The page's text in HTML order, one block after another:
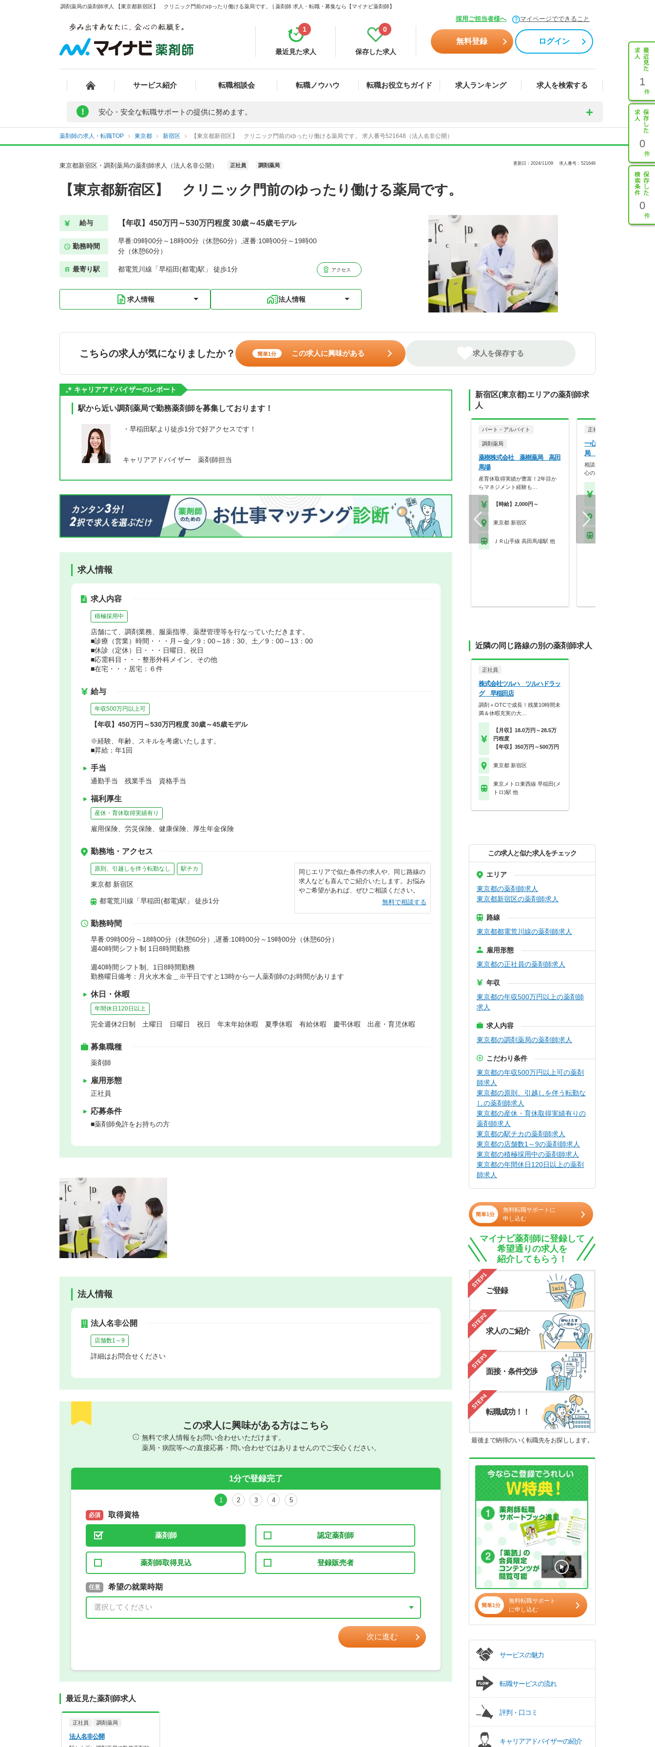
調剤薬局の薬剤師求人 【東京都新宿区】 クリニック門前のゆったり働ける薬局です。 | 薬剤師 求人・転職・募集なら【マイナビ薬剤師】
採用ご担当者様へ マイページでできること
最近見た求人
1
保存した求人
0
無料登録 ログイン
サービス紹介 転職相談会 転職ノウハウ 転職お役立ちガイド 求人ランキング 求人を検索する 1
0
0
! 安心・安全な転職サポートの提供に努めます。
薬剤師の求人・転職TOP 東京都 新宿区 【東京都新宿区】 クリニック門前のゆったり働ける薬局です。 求人番号521648（法人名非公開）
東京都新宿区・調剤薬局の薬剤師求人（法人名非公開） 正社員 調剤薬局 更新日：2024/11/09 求人番号：521648
【東京都新宿区】 クリニック門前のゆったり働ける薬局です。
給与 【年収】450万円～530万円程度 30歳～45歳モデル
勤務時間
早番:09時00分～18時00分（休憩60分）,遅番:10時00分～19時00
分（休憩60分）
最寄り駅 都電荒川線「早稲田(都電)駅」 徒歩1分 アクセス
求人情報 法人情報
こちらの求人が気になりましたか？ 簡単1分 この求人に興味がある 求人を保存する
キャリアアドバイザーのレポート
駅から近い調剤薬局で勤務薬剤師を募集しております！
・早稲田駅より徒歩1分で好アクセスです！
キャリアアドバイザー 薬剤師担当
求人情報
求人内容
積極採用中
店舗にて、調剤業務、服薬指導、薬歴管理等を行なっていただきます。
■診療（営業）時間・・・月～金／9：00～18：30、土／9：00～13：00
■休診（定休）日・・・日曜日、祝日
■応需科目・・・整形外科メイン、その他
■在宅・・・居宅：６件
給与
年収500万円以上可
【年収】450万円～530万円程度 30歳～45歳モデル
※経験、年齢、スキルを考慮いたします。
■昇給：年1回
手当
通勤手当 残業手当 資格手当
福利厚生
産休・育休取得実績有り
雇用保険、労災保険、健康保険、厚生年金保険
勤務地・アクセス
原則、引越しを伴う転勤なし 駅チカ
東京都 新宿区
都電荒川線「早稲田(都電)駅」 徒歩1分
同じエリアで似た条件の求人や、同じ路線の
求人なども喜んでご紹介いたします。お悩み
やご希望があれば、ぜひご相談ください。
無料で相談する
勤務時間
早番:09時00分～18時00分（休憩60分）,遅番:10時00分～19時00分（休憩60分）
週40時間シフト制 1日8時間勤務
週40時間シフト制、1日8時間勤務
勤務曜日備考：月火水木金＿※平日ですと13時から一人薬剤師のお時間があります
休日・休暇
年間休日120日以上
完全週休2日制 土曜日 日曜日 祝日 年末年始休暇 夏季休暇 有給休暇 慶弔休暇 出産・育児休暇
募集職種
薬剤師
雇用形態
正社員
応募条件
■薬剤師免許をお持ちの方
法人情報
法人名非公開
店舗数1～9
詳細はお問合せください
この求人に興味がある方はこちら
無料で求人情報をお問い合わせいただけます。
薬局・病院等への直接応募・問い合わせではありませんのでご安心ください。
1分で登録完了
1 2 3 4 5
必須 取得資格
薬剤師 認定薬剤師
薬剤師取得見込 登録販売者
必須 取得予定年
年 3月
任意 希望の就業時期
希望の働き方
正社員
パート(週4日～5日)
次に進む
最近見た薬剤師求人
正社員 調剤薬局
法人名非公開
新宿区(東京都)エリアの薬剤師求
人
パート・アルバイト
調剤薬局
薬樹株式会社 薬樹薬局 高田
馬場
産育休取得実績が豊富！2年目か
らマネジメント経験も…
【時給】2,000円～
東京都 新宿区
ＪＲ山手線 高田馬場駅 他
正社員
一心堂漢方株式会社 一
局 新宿店
相談漢方にご興味のある方、
心のある方大歓迎
近隣の同じ路線の別の薬剤師求人
正社員
株式会社ツルハ ツルハドラッ
グ 早稲田店
調剤＋OTCで成長！残業10時間未
満＆休暇充実の大…
【月収】18.0万円～28.5万
円程度
【年収】350万円～500万円
東京都 新宿区
東京メトロ東西線 早稲田(メ
トロ)駅 他
この求人と似た求人をチェック
エリア
東京都の薬剤師求人
東京都新宿区の薬剤師求人
路線
東京都都電荒川線の薬剤師求人
雇用形態
東京都の正社員の薬剤師求人
年収
東京都の年収500万円以上の薬剤師
求人
求人内容
東京都の調剤薬局の薬剤師求人
こだわり条件
東京都の年収500万円以上可の薬剤
師求人
東京都の原則、引越しを伴う転勤な
しの薬剤師求人
東京都の産休・育休取得実績有りの
薬剤師求人
東京都の駅チカの薬剤師求人
東京都の店舗数1～9の薬剤師求人
東京都の積極採用中の薬剤師求人
東京都の年間休日120日以上の薬剤
師求人
簡単1分
無料転職サポートに
申し込む
マイナビ薬剤師に登録して
希望通りの求人を
紹介してもらう！
STEP1
ご登録
STEP2
求人のご紹介
STEP3
面接・条件交渉
STEP4
転職成功！！
最後まで納得のいく転職先をお探しします。
簡単1分
無料転職サポート
に申し込む
サービスの魅力
転職サービスの流れ
評判・口コミ
キャリアアドバイザーの紹介